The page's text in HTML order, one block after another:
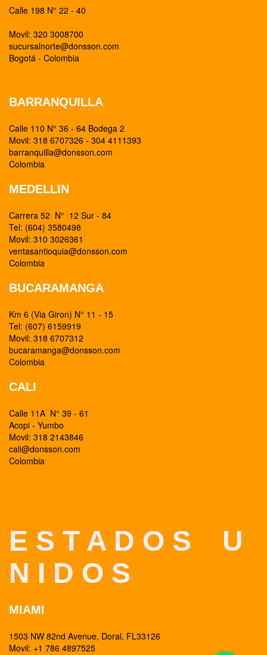
Calle 198 N° 22 - 40
Movil: 320 3008700
sucursalnorte@donsson.com
Bogotá - Colombia
BARRANQUILLA
Calle 110 N° 36 - 64 Bodega 2
Movil: 318 6707326 - 304 4111393
barranquilla@donsson.com
Colombia
MEDELLIN
Carrera 52 N° 12 Sur - 84
Tel: (604) 3580498
Movil: 310 3026361
ventasantioquia@donsson.com
Colombia
BUCARAMANGA
Km 6 (Via Giron) N° 11 - 15
Tel: (607) 6159919
Movil: 318 6707312
bucaramanga@donsson.com
Colombia
CALI
Calle 11A N° 39 - 61
Acopi - Yumbo
Movil: 318 2143846
cali@donsson.com
Colombia
E S T A D O S U
N I D O S
MIAMI
1503 NW 82nd Avenue, Doral, FL33126
Movil: +1 786 4897525